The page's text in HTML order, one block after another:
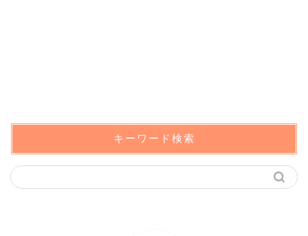
キーワード検索